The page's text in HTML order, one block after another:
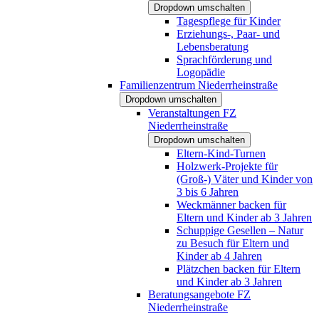
Dropdown umschalten
Tagespflege für Kinder
Erziehungs-, Paar- und
Lebensberatung
Sprachförderung und
Logopädie
Familienzentrum Niederrheinstraße
Dropdown umschalten
Veranstaltungen FZ
Niederrheinstraße
Dropdown umschalten
Eltern-Kind-Turnen
Holzwerk-Projekte für
(Groß-) Väter und Kinder von
3 bis 6 Jahren
Weckmänner backen für
Eltern und Kinder ab 3 Jahren
Schuppige Gesellen – Natur
zu Besuch für Eltern und
Kinder ab 4 Jahren
Plätzchen backen für Eltern
und Kinder ab 3 Jahren
Beratungsangebote FZ
Niederrheinstraße